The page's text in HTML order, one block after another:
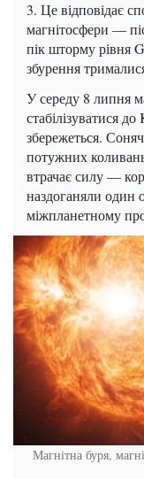
3. Це відповідає
магнітосфери —
пік шторму рівня
збурення
У середу 8 липня
стабілізуватися
збережеться.
потужних
втрачає силу —
наздоганяли один
міжпланетному
Магнітна буря,